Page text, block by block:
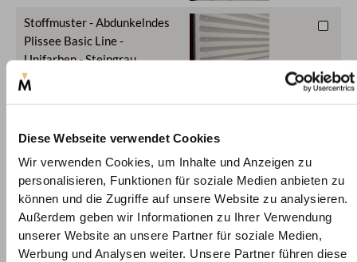
Diese Webseite verwendet Cookies
Wir verwenden Cookies, um Inhalte und Anzeigen zu
personalisieren, Funktionen für soziale Medien anbieten zu
können und die Zugriffe auf unsere Website zu analysieren.
Außerdem geben wir Informationen zu Ihrer Verwendung
unserer Website an unsere Partner für soziale Medien,
Werbung und Analysen weiter. Unsere Partner führen diese
Stoffmuster - Abdunkelndes
Plissee Basic Line -
Unifarben - Steingrau
Plissee Basic Line -
Stoffmuster - Abdunkelndes
Plissee Basic Line -
Unifarben - Schwarz